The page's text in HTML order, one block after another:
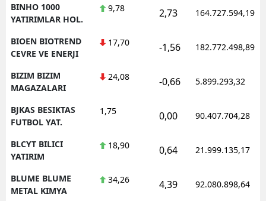
BINHO 1000
YATIRIMLAR HOL.
9,78 2,73 164.727.594,19
BIOEN BIOTREND
CEVRE VE ENERJI
17,70 -1,56 182.772.498,89
BIZIM BIZIM
MAGAZALARI
24,08 -0,66 5.899.293,32
BJKAS BESIKTAS
FUTBOL YAT.
1,75 0,00 90.407.704,28
BLCYT BILICI
YATIRIM
18,90 0,64 21.999.135,17
BLUME BLUME
METAL KIMYA
34,26 4,39 92.080.898,64